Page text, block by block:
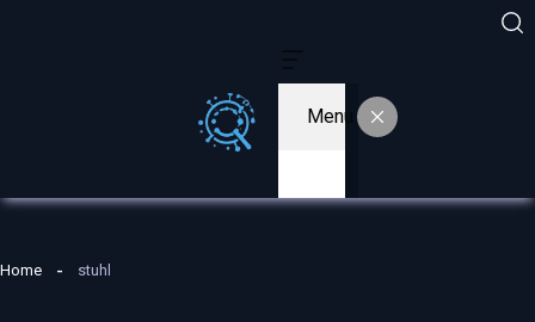
Menu
Home stuhl